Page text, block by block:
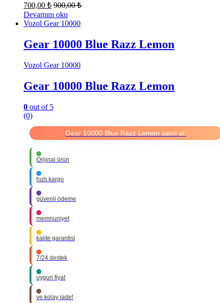
700,00 ₺ 900,00₺
Devamını oku
Vozol Gear 10000
Gear 10000 Blue Razz Lemon
Vozol Gear 10000
Gear 10000 Blue Razz Lemon
0 out of 5
(0)
Gear 10000 Blue Razz Lemon satın al.
Orijinal ürün
hızlı kargo
güvenli ödeme
memnuniyet
kalite garantisi
7/24 destek
uygun fiyat
ve kolay iade!